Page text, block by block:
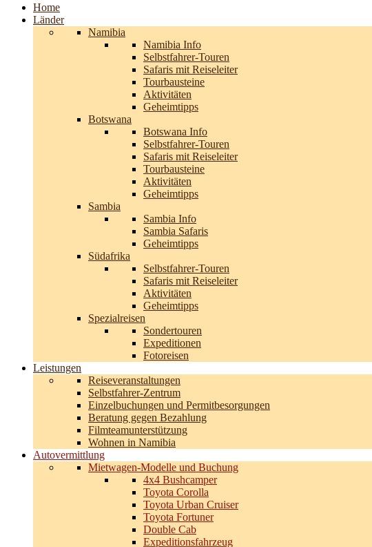
Home
Länder
Namibia
Namibia Info
Selbstfahrer-Touren
Safaris mit Reiseleiter
Tourbausteine
Aktivitäten
Geheimtipps
Botswana
Botswana Info
Selbstfahrer-Touren
Safaris mit Reiseleiter
Tourbausteine
Aktivitäten
Geheimtipps
Sambia
Sambia Info
Sambia Safaris
Geheimtipps
Südafrika
Selbstfahrer-Touren
Safaris mit Reiseleiter
Aktivitäten
Geheimtipps
Spezialreisen
Sondertouren
Expeditionen
Fotoreisen
Leistungen
Reiseveranstaltungen
Selbstfahrer-Zentrum
Einzelbuchungen und Permitbesorgungen
Beratung gegen Bezahlung
Filmteamunterstützung
Wohnen in Namibia
Autovermittlung
Mietwagen-Modelle und Buchung
4x4 Bushcamper
Toyota Corolla
Toyota Urban Cruiser
Toyota Fortuner
Double Cab
Expeditionsfahrzeug